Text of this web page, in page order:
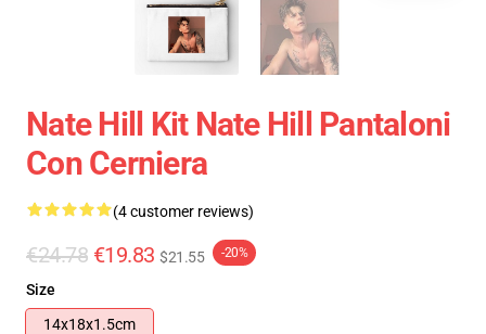
Nate Hill Kit Nate Hill Pantaloni
Con Cerniera
(4 customer reviews)
€24.78 €19.83 $21.55 -20%
Size
14x18x1.5cm